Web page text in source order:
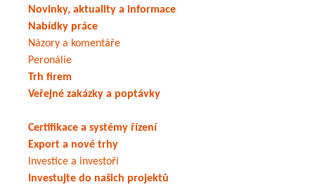
Novinky, aktuality a informace
Nabídky práce
Názory a komentáře
Peronálie
Trh firem
Veřejné zakázky a poptávky
Certifikace a systémy řízení
Export a nové trhy
Investice a investoři
Investujte do našich projektů